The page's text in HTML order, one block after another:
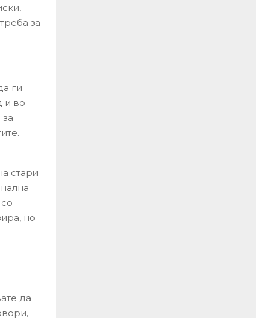
за
ги
и во
стари
но
да